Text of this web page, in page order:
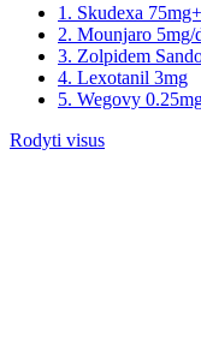
1. Skudexa
2. Mounjaro 5mg/
3. Zolpidem
4. Lexotanil 3mg
5. Wegovy
Rodyti visus